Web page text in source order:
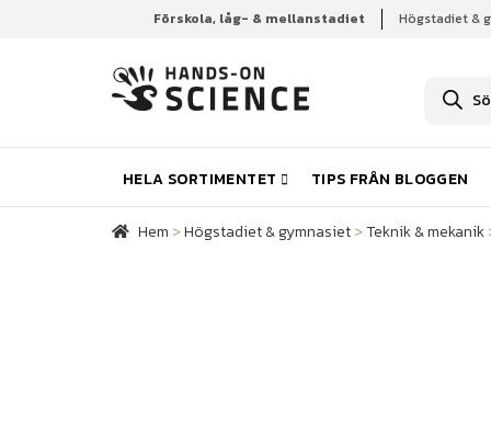
Förskola, låg- & mellanstadiet Högstadiet &
u
k
t
s
ö
k
HELA SORTIMENTET TIPS FRÅN BLOGGEN
Hem Högstadiet & gymnasiet Teknik & mekanik
Hem >Högstadiet & gymnasiet>Teknik & mekanik